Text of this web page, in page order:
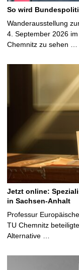
So wird
Wanderausstellung
4. September 2026
Chemnitz zu sehen …
Jetzt online:
in Sachsen-Anhalt
Professur
TU Chemnitz
Alternative …